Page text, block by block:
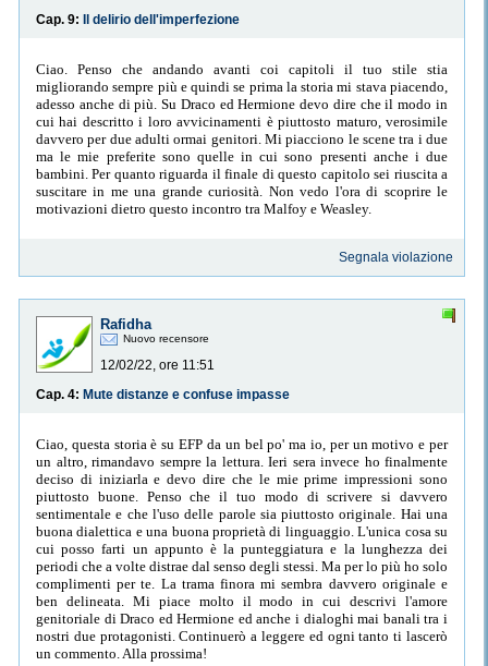
Cap. 9:
Il delirio dell'imperfezione
Ciao. Penso che andando avanti coi capitoli il tuo stile stia
migliorando sempre più e quindi se prima la storia mi stava piacendo,
adesso anche di più. Su Draco ed Hermione devo dire che il modo in
cui hai descritto i loro avvicinamenti è piuttosto maturo, verosimile
davvero per due adulti ormai genitori. Mi piacciono le scene tra i due
ma le mie preferite sono quelle in cui sono presenti anche i due
bambini. Per quanto riguarda il finale di questo capitolo sei riuscita a
suscitare in me una grande curiosità. Non vedo l'ora di scoprire le
motivazioni dietro questo incontro tra Malfoy e Weasley.
Segnala violazione
Rafidha
Nuovo recensore
12/02/22, ore 11:51
Cap. 4: Mute distanze e confuse impasse
Ciao, questa storia è su EFP da un bel po' ma io, per un motivo e per
un altro, rimandavo sempre la lettura. Ieri sera invece ho finalmente
deciso di iniziarla e devo dire che le mie prime impressioni sono
piuttosto buone. Penso che il tuo modo di scrivere si davvero
sentimentale e che l'uso delle parole sia piuttosto originale. Hai una
buona dialettica e una buona proprietà di linguaggio. L'unica cosa su
cui posso farti un appunto è la punteggiatura e la lunghezza dei
periodi che a volte distrae dal senso degli stessi. Ma per lo più ho solo
complimenti per te. La trama finora mi sembra davvero originale e
ben delineata. Mi piace molto il modo in cui descrivi l'amore
genitoriale di Draco ed Hermione ed anche i dialoghi mai banali tra i
nostri due protagonisti. Continuerò a leggere ed ogni tanto ti lascerò
un commento. Alla prossima!